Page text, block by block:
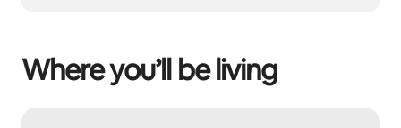
Where you’ll be living